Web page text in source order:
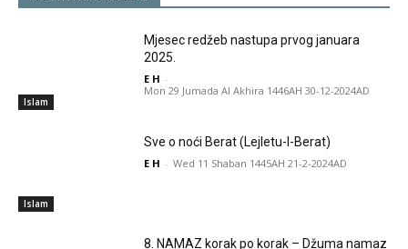
Islam
Mjesec redžeb nastupa prvog januara
2025.
E H -
Mon 29 Jumada Al Akhira 1446AH 30-12-2024AD
Islam
Sve o noći Berat (Lejletu-l-Berat)
E H - Wed 11 Shaban 1445AH 21-2-2024AD
8. NAMAZ korak po korak – Džuma namaz